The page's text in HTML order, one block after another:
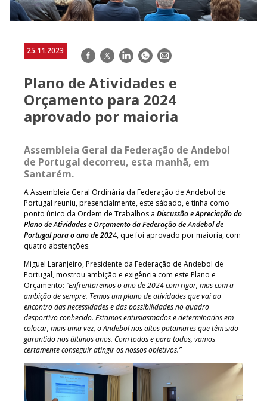
25.11.2023 Facebook
TwitterLinkedInWhatsApp
E-
Plano de Atividades e
Orçamento para 2024
aprovado por maioria
Assembleia Geral da Federação de Andebol
de Portugal decorreu, esta manhã, em
Santarém.
A Assembleia Geral Ordinária da Federação de Andebol de
Portugal reuniu, presencialmente, este sábado, e tinha como
ponto único da Ordem de Trabalhos a Discussão e Apreciação do
Plano de Atividades e Orçamento da Federação de Andebol de
Portugal para o ano de 2024, que foi aprovado por maioria, com
quatro abstenções.
Miguel Laranjeiro, Presidente da Federação de Andebol de
Portugal, mostrou ambição e exigência com este Plano e
Orçamento: “Enfrentaremos o ano de 2024 com rigor, mas com a
ambição de sempre. Temos um plano de atividades que vai ao
encontro das necessidades e das possibilidades no quadro
desportivo conhecido. Estamos entusiasmados e determinados em
colocar, mais uma vez, o Andebol nos altos patamares que têm sido
garantido nos últimos anos. Com todos e para todos, vamos
certamente conseguir atingir os nossos objetivos.”